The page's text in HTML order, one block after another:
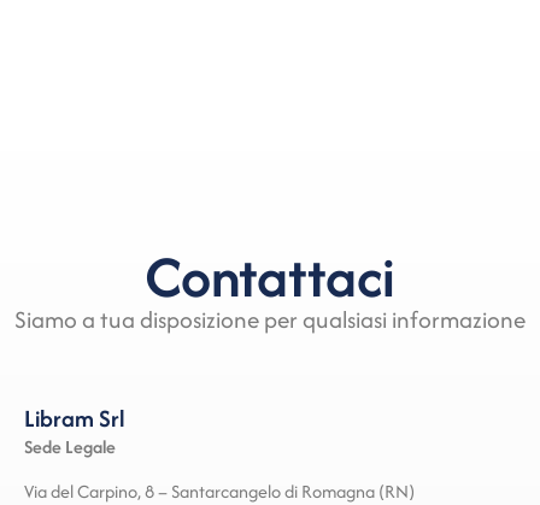
Contattaci
Siamo a tua disposizione per qualsiasi informazione
Libram Srl
Sede Legale
Via del Carpino, 8 – Santarcangelo di Romagna (RN)